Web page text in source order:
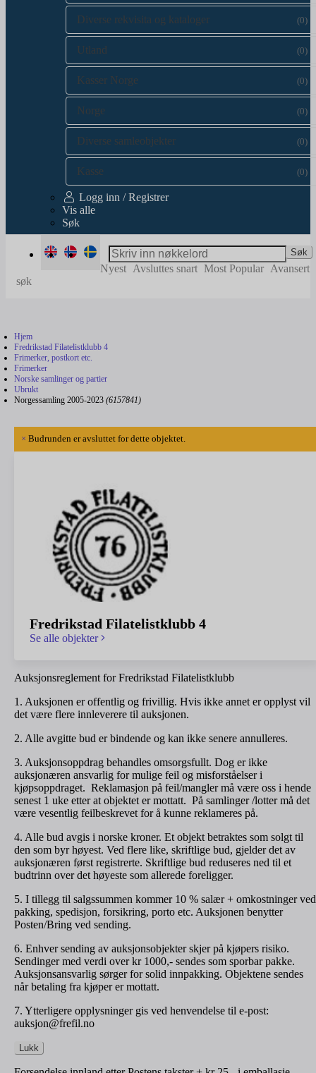
Diverse rekvisita og kataloger (0)
Utland (0)
Kasser Norge (0)
Norge (0)
Diverse samleobjekter (0)
Kasse (0)
Logg inn / Registrer
Vis alle
Søk
Søk
Nyest Avsluttes snart Most Popular Avansert
søk
Hjem
Fredrikstad Filatelistklubb 4
Frimerker, postkort etc.
Frimerker
Norske samlinger og partier
Ubrukt
Norgessamling 2005-2023 (6157841)
× Budrunden er avsluttet for dette objektet.
Fredrikstad Filatelistklubb 4
Se alle objekter
Auksjonsreglement for Fredrikstad Filatelistklubb
1. Auksjonen er offentlig og frivillig. Hvis ikke annet er opplyst vil
det være flere innleverere til auksjonen.
2. Alle avgitte bud er bindende og kan ikke senere annulleres.
3. Auksjonsoppdrag behandles omsorgsfullt. Dog er ikke
auksjonæren ansvarlig for mulige feil og misforståelser i
kjøpsoppdraget. Reklamasjon på feil/mangler må være oss i hende
senest 1 uke etter at objektet er mottatt. På samlinger /lotter må det
være vesentlig feilbeskrevet for å kunne reklameres på.
4. Alle bud avgis i norske kroner. Et objekt betraktes som solgt til
den som byr høyest. Ved flere like, skriftlige bud, gjelder det av
auksjonæren først registrerte. Skriftlige bud reduseres ned til et
budtrinn over det høyeste som allerede foreligger.
5. I tillegg til salgssummen kommer 10 % salær + omkostninger ved
pakking, spedisjon, forsikring, porto etc. Auksjonen benytter
Posten/Bring ved sending.
6. Enhver sending av auksjonsobjekter skjer på kjøpers risiko.
Sendinger med verdi over kr 1000,- sendes som sporbar pakke.
Auksjonsansvarlig sørger for solid innpakking. Objektene sendes
når betaling fra kjøper er mottatt.
7. Ytterligere opplysninger gis ved henvendelse til e-post:
auksjon@frefil.no
Lukk